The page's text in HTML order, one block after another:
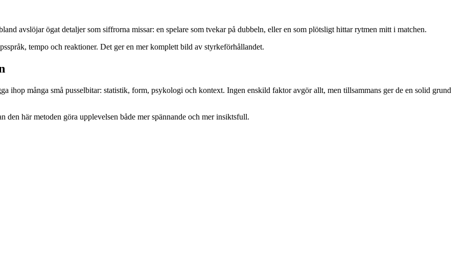
avslöjar ögat detaljer som siffrorna missar: en spelare som tvekar på dubbeln, eller en som plötsligt hittar rytmen mitt i matchen.
tempo och reaktioner. Det ger en mer komplett bild av styrkeförhållandet.
ihop många små pusselbitar: statistik, form, psykologi och kontext. Ingen enskild faktor avgör allt, men tillsammans ger de en solid grund
här metoden göra upplevelsen både mer spännande och mer insiktsfull.